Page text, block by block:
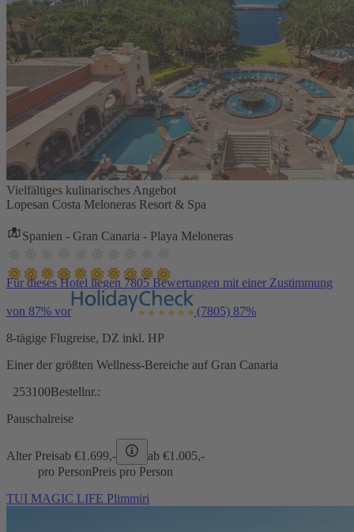
Vielfältiges kulinarisches Angebot
Lopesan Costa Meloneras Resort & Spa
Spanien - Gran Canaria - Playa Meloneras
Für dieses Hotel liegen 7805 Bewertungen mit einer Zustimmung
von 87% vor (7805) 87%
8-tägige Flugreise, DZ inkl. HP
Einer der größten Wellness-Bereiche auf Gran Canaria
253100Bestellnr.:
Pauschalreise
Alter Preisab €1.699,- ab €1.005,-
pro PersonPreis pro Person
TUI MAGIC LIFE Plimmiri